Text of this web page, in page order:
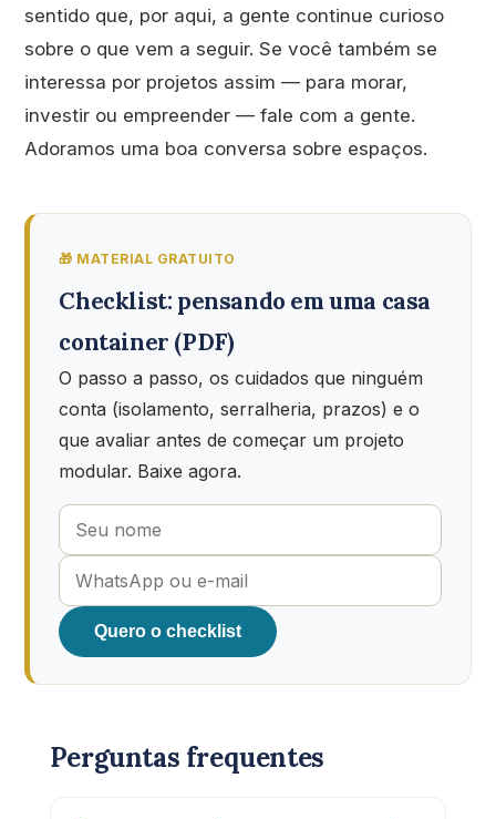
sentido que, por aqui, a gente continue curioso
sobre o que vem a seguir. Se você também se
interessa por projetos assim — para morar,
investir ou empreender — fale com a gente.
Adoramos uma boa conversa sobre espaços.
🎁 MATERIAL GRATUITO
Checklist: pensando em uma casa
container (PDF)
O passo a passo, os cuidados que ninguém
conta (isolamento, serralheria, prazos) e o
que avaliar antes de começar um projeto
modular. Baixe agora.
Quero o checklist
Perguntas frequentes